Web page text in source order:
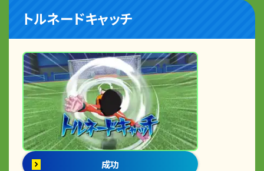
トルネードキャッチ
成功